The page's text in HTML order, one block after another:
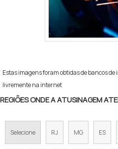
Estas imagens foram obtidas de bancos
livremente na internet
REGIÕES ONDE A ATUSINAGEM
Selecione RJ MG ES